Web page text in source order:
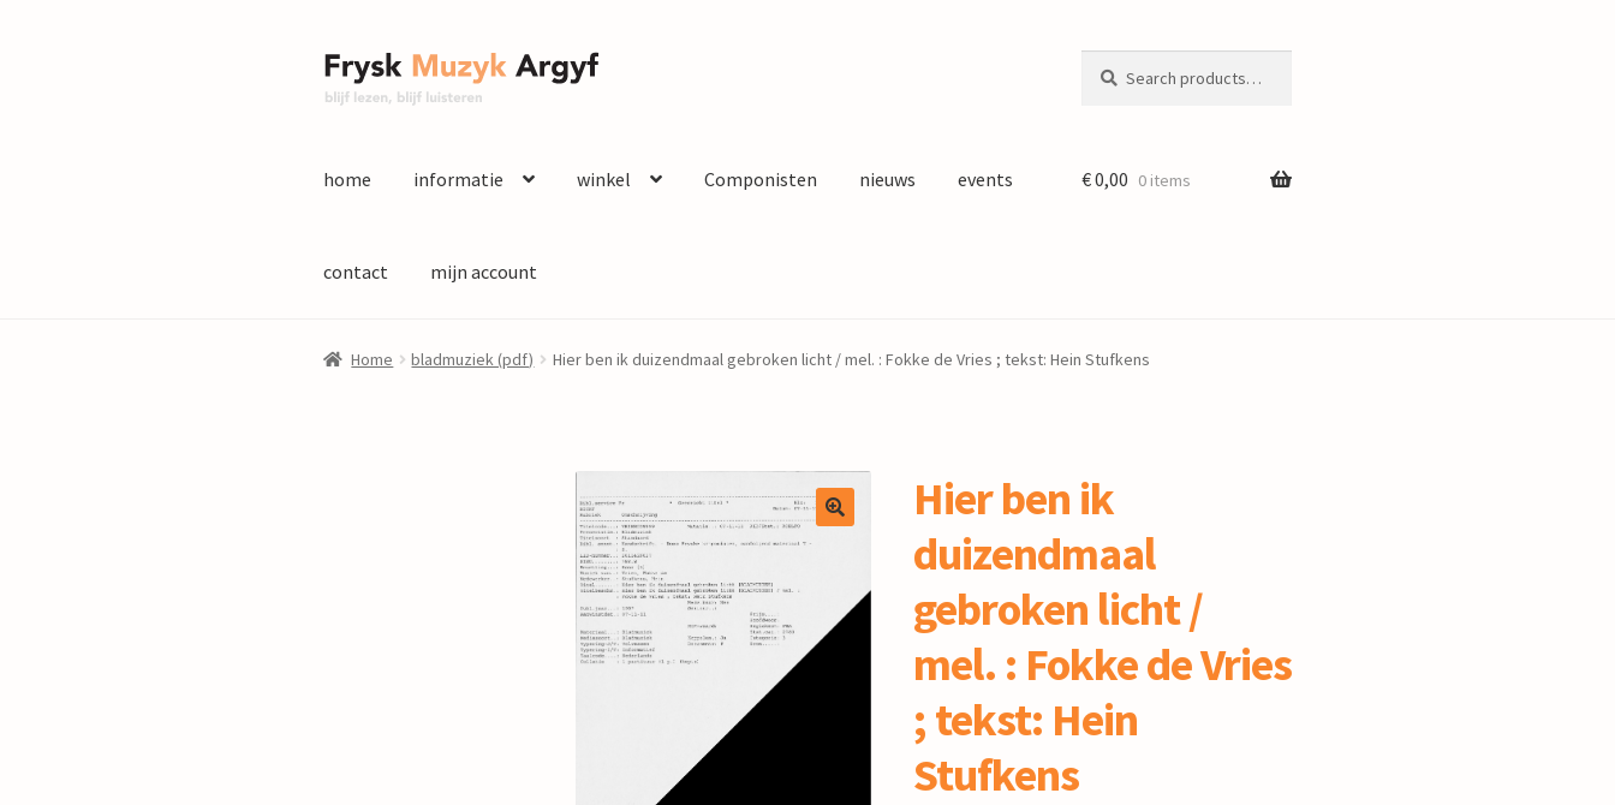
Ga
door
Ga
naar
for:
home informatie winkel Componisten nieuws events
contact mijn account
€0,00 0 items
Home bladmuziek (pdf) Hier ben ik duizendmaal gebroken licht / mel. : Fokke de Vries ; tekst: Hein Stufkens
Hier ben ik
duizendmaal
gebroken licht /
mel. : Fokke de Vries
; tekst: Hein
Stufkens